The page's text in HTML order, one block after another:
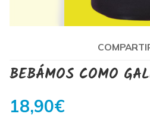
BEBÁMOS COMO
18,90€